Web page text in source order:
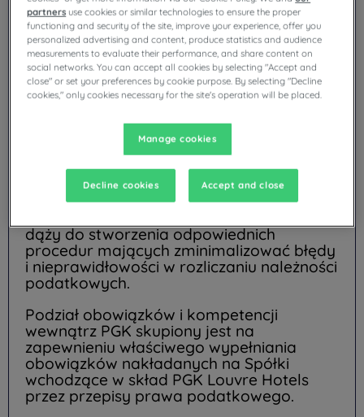
PGK Louvre Hotels traktuje zobowiązania
podatkowe jako część społecznej
odpowiedzialności biznesu. PGK Louvre
Hotels stawia sobie jako priorytet
spłacanie zobowiązań podatkowych we
właściwej kwocie oraz terminie,
wynikającym z przepisów prawa. Zgodnie
z przekonaniem, że płacenie podatków w
odpowiedniej wysokości i w odpowiednim
czasie stanowi należny zwrot części zysku
do społeczeństwa, w którym funkcjonuje i
którego zasoby wykorzystuje. Polityka
PGK Louvre Hotels zakłada unikanie
dąży do stworzenia odpowiednich
procedur mających zminimalizować błędy
i nieprawidłowości w rozliczaniu należności
podatkowych.
Podział obowiązków i kompetencji
wewnątrz PGK skupiony jest na
zapewnieniu właściwego wypełniania
obowiązków nakładanych na Spółki
wchodzące w skład PGK Louvre Hotels
przez przepisy prawa podatkowego.
partners use cookies or similar technologies to ensure the proper
functioning and security of the site, improve your experience, offer you
personalized advertising and content, produce statistics and audience
measurements to evaluate their performance, and share content on
social networks. You can accept all cookies by selecting "Accept and
close" or set your preferences by cookie purpose. By selecting "Decline
cookies," only cookies necessary for the site's operation will be placed.
Manage cookies
Decline cookies Accept and close